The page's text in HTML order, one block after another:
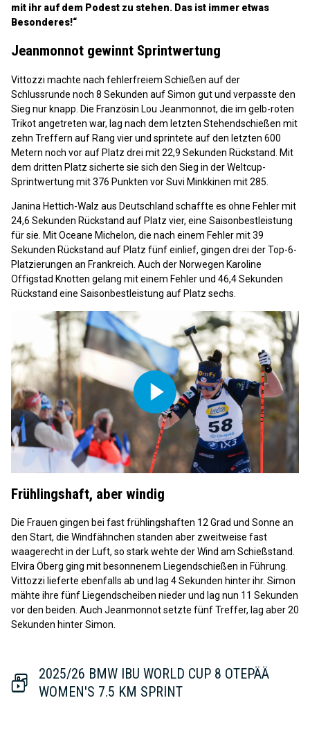
mit ihr auf dem Podest zu stehen. Das ist immer etwas
Besonderes!“
Jeanmonnot gewinnt Sprintwertung
Vittozzi machte nach fehlerfreiem Schießen auf der
Schlussrunde noch 8 Sekunden auf Simon gut und verpasste den
Sieg nur knapp. Die Französin Lou Jeanmonnot, die im gelb-roten
Trikot angetreten war, lag nach dem letzten Stehendschießen mit
zehn Treffern auf Rang vier und sprintete auf den letzten 600
Metern noch vor auf Platz drei mit 22,9 Sekunden Rückstand. Mit
dem dritten Platz sicherte sie sich den Sieg in der Weltcup-
Sprintwertung mit 376 Punkten vor Suvi Minkkinen mit 285.
Janina Hettich-Walz aus Deutschland schaffte es ohne Fehler mit
24,6 Sekunden Rückstand auf Platz vier, eine Saisonbestleistung
für sie. Mit Oceane Michelon, die nach einem Fehler mit 39
Sekunden Rückstand auf Platz fünf einlief, gingen drei der Top-6-
Platzierungen an Frankreich. Auch der Norwegen Karoline
Offigstad Knotten gelang mit einem Fehler und 46,4 Sekunden
Rückstand eine Saisonbestleistung auf Platz sechs.
Play
Video
Frühlingshaft, aber windig
Die Frauen gingen bei fast frühlingshaften 12 Grad und Sonne an
den Start, die Windfähnchen standen aber zweitweise fast
waagerecht in der Luft, so stark wehte der Wind am Schießstand.
Elvira Öberg ging mit besonnenem Liegendschießen in Führung.
Vittozzi lieferte ebenfalls ab und lag 4 Sekunden hinter ihr. Simon
mähte ihre fünf Liegendscheiben nieder und lag nun 11 Sekunden
vor den beiden. Auch Jeanmonnot setzte fünf Treffer, lag aber 20
Sekunden hinter Simon.
2025/26 BMW IBU WORLD CUP 8 OTEPÄÄ
WOMEN'S 7.5 KM SPRINT